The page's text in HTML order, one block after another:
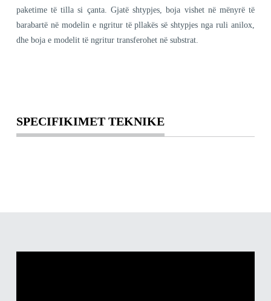
paketime të tilla si çanta. Gjatë shtypjes, boja vishet në mënyrë të
barabartë në modelin e ngritur të pllakës së shtypjes nga ruli anilox,
dhe boja e modelit të ngritur transferohet në substrat.
SPECIFIKIMET TEKNIKE